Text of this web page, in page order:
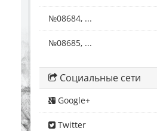
№08684, ...
№08685, ...
Социальные сети
Google+
Twitter